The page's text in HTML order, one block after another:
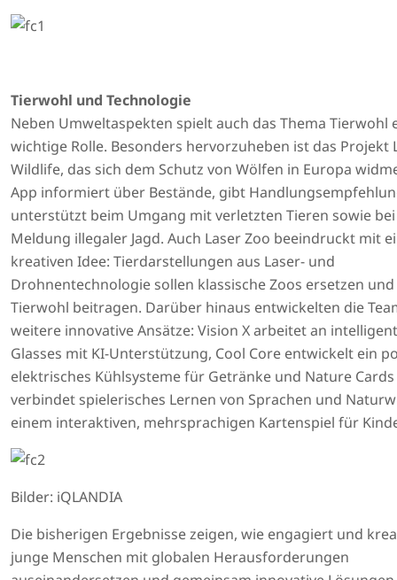
Tierwohl und Technologie
Neben Umweltaspekten spielt auch das Thema Tierwohl
wichtige Rolle. Besonders hervorzuheben ist das Projekt
Wildlife, das sich dem Schutz von Wölfen in Europa
App informiert über Bestände, gibt
unterstützt beim Umgang mit verletzten Tieren sowie
Meldung illegaler Jagd. Auch Laser Zoo beeindruckt mit
kreativen Idee: Tierdarstellungen aus Laser- und
Drohnentechnologie sollen klassische Zoos ersetzen
Tierwohl beitragen. Darüber hinaus entwickelten die
weitere innovative Ansätze: Vision X arbeitet an
Glasses mit KI-Unterstützung, Cool Core entwickelt ein
elektrisches Kühlsysteme für Getränke und Nature Cards
verbindet spielerisches Lernen von Sprachen und
einem interaktiven, mehrsprachigen Kartenspiel für
Bilder: iQLANDIA
Die bisherigen Ergebnisse zeigen, wie engagiert und
junge Menschen mit globalen Herausforderungen